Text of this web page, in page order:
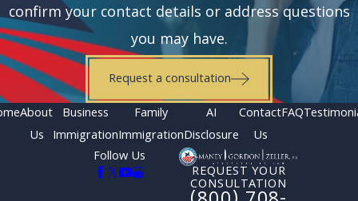
confirm your contact details or address questions
you may have.
Request a consultation
About
Us
Business
Immigration
Family
Immigration
AI
Disclosure
Contact
Us
FAQ
Follow Us
REQUEST YOUR
CONSULTATION